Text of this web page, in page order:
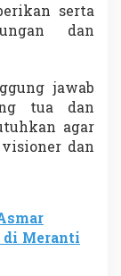
serta
dan
jawab
tua dan
agar
dan
di Meranti